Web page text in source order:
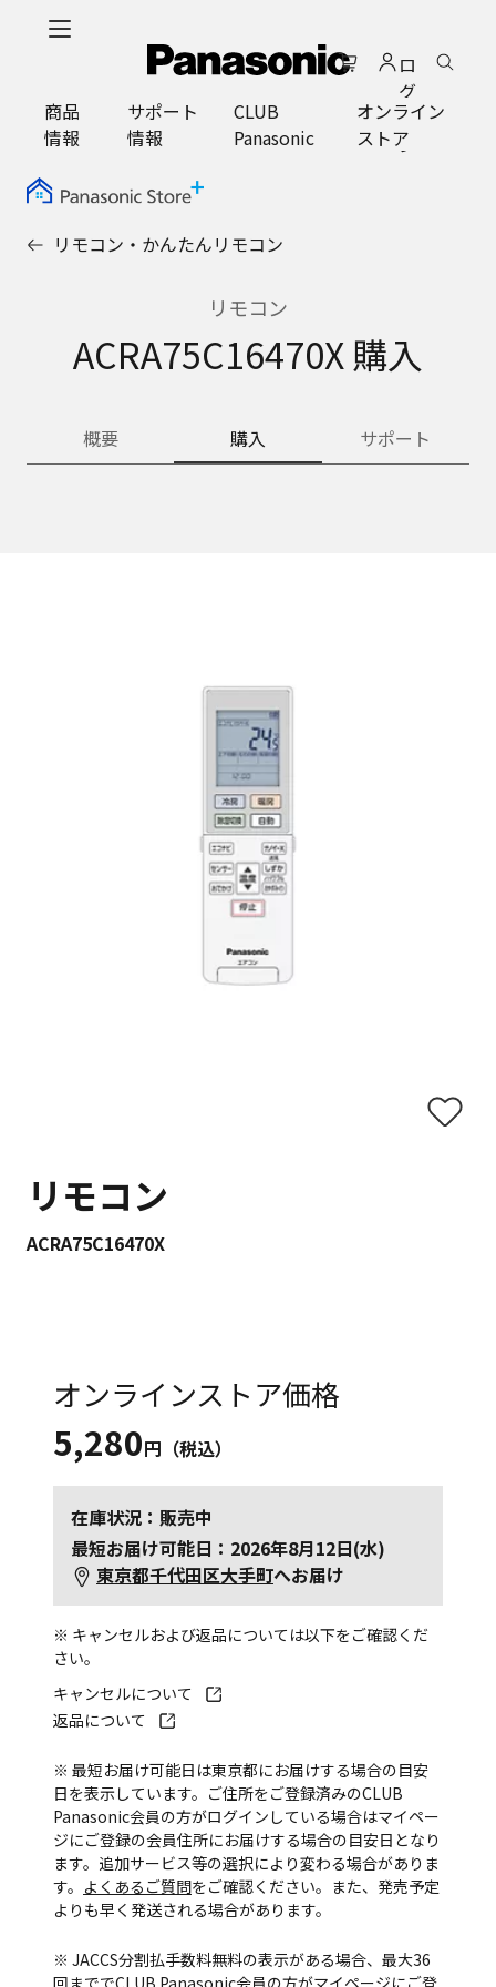
ロ
グ
イ
ン
商品
情報
サポート
情報
CLUB
Panasonic
オンライン
ストア
リモコン・かんたんリモコン
リモコン
ACRA75C16470X 購入
概要 購入 サポート
リモコン
ACRA75C16470X
オンラインストア価格
5,280円（税込）
在庫状況：販売中
最短お届け可能日：2026年8月12日(水)
東京都千代田区大手町へお届け
※ キャンセルおよび返品については以下をご確認くだ
さい。
キャンセルについて
返品について
※ 最短お届け可能日は東京都にお届けする場合の目安
日を表示しています。ご住所をご登録済みのCLUB
Panasonic会員の方がログインしている場合はマイペー
ジにご登録の会員住所にお届けする場合の目安日となり
ます。追加サービス等の選択により変わる場合がありま
す。 よくあるご質問をご確認ください。また、発売予定
よりも早く発送される場合があります。
※ JACCS分割払手数料無料の表示がある場合、最大36
回まででCLUB Panasonic会員の方がマイページにご登